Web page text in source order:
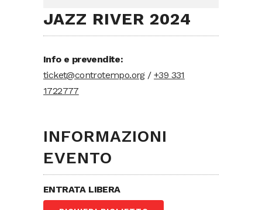
JAZZ RIVER 2024
Info e prevendite:
ticket@controtempo.org/+39 331
1722777
INFORMAZIONI
EVENTO
ENTRATA LIBERA